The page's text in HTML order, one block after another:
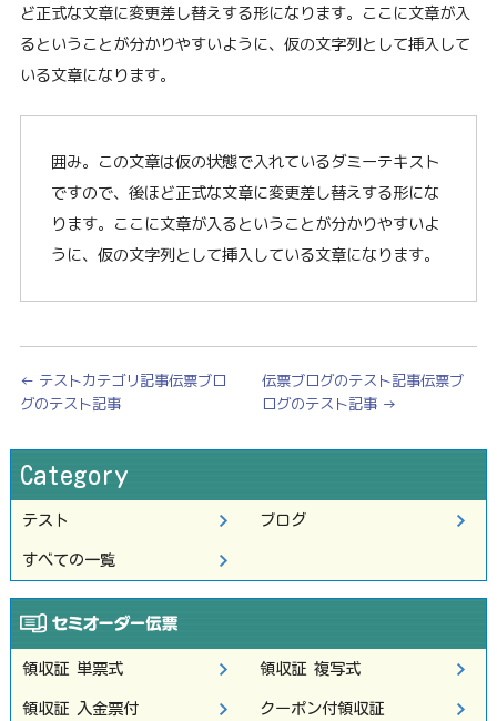
ど正式な文章に変更差し替えする形になります。ここに文章が入
るということが分かりやすいように、仮の文字列として挿入して
いる文章になります。
囲み。この文章は仮の状態で入れているダミーテキスト
ですので、後ほど正式な文章に変更差し替えする形にな
ります。ここに文章が入るということが分かりやすいよ
うに、仮の文字列として挿入している文章になります。
← テストカテゴリ記事伝票ブロ
グのテスト記事
伝票ブログのテスト記事伝票ブ
ログのテスト記事 →
Category
テスト ブログ
すべての一覧
領収証 単票式 領収証 複写式
領収証 入金票付 クーポン付領収証